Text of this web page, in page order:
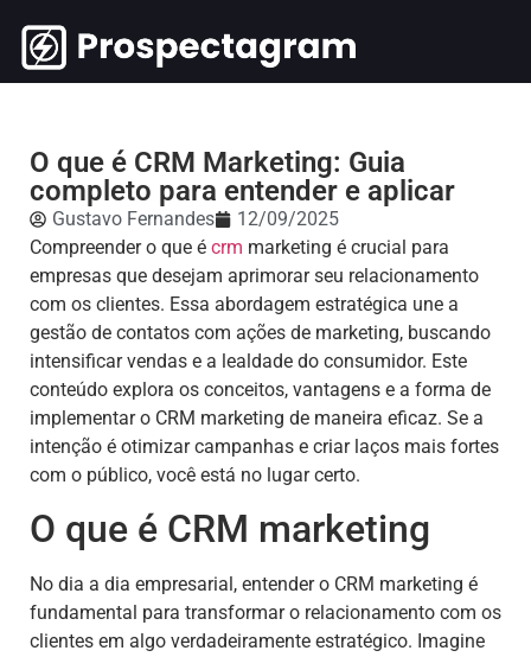
O que é CRM Marketing: Guia
completo para entender e aplicar
Gustavo Fernandes
12/09/2025
Compreender o que é crm marketing é crucial para
empresas que desejam aprimorar seu relacionamento
com os clientes. Essa abordagem estratégica une a
gestão de contatos com ações de marketing, buscando
intensificar vendas e a lealdade do consumidor. Este
conteúdo explora os conceitos, vantagens e a forma de
implementar o CRM marketing de maneira eficaz. Se a
intenção é otimizar campanhas e criar laços mais fortes
com o público, você está no lugar certo.
O que é CRM marketing
No dia a dia empresarial, entender o CRM marketing é
fundamental para transformar o relacionamento com os
clientes em algo verdadeiramente estratégico. Imagine